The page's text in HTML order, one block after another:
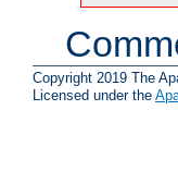
Copyright 2019 The
Licensed under the